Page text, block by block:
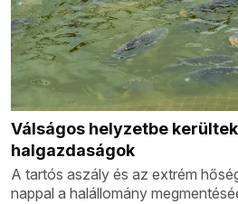
Válságos helyzetbe
halgazdaságok
A tartós aszály és az extrém
nappal a halállomány